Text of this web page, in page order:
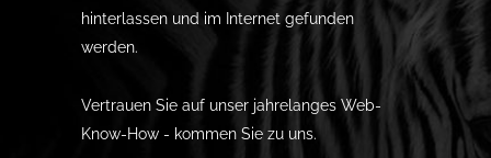
hinterlassen und im Internet gefunden
werden.
Vertrauen Sie auf unser jahrelanges Web-
Know-How - kommen Sie zu uns.